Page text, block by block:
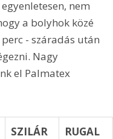
nem
a bolyhok közé
- száradás után
Nagy
el Palmatex
SZILÁR
RUGAL